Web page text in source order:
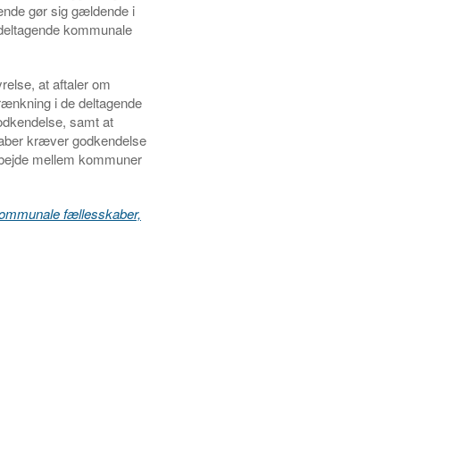
gør sig gældende i
kommunale
at aftaler om
i de deltagende
samt at
kræver godkendelse
mellem kommuner
fællesskaber,